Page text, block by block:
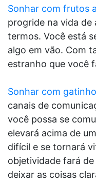
Sonhar com frutos
progride na vida de
termos. Você está
algo em vão. Com
estranho que você
Sonhar com
canais de
você possa se
elevará acima de
difícil e se tornará
objetividade fará
deixar as coisas